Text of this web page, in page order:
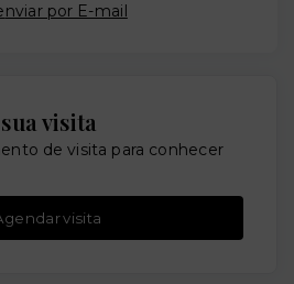
nviar por E-mail
visita
de visita para conhecer
visita